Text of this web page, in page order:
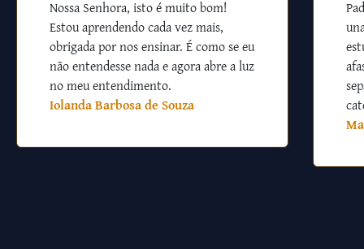
Nossa Senhora, isto é muito bom!
Estou aprendendo cada vez mais,
obrigada por nos ensinar. É como se eu
não entendesse nada e agora abre a luz
no meu entendimento.
Iolanda Barbosa de Souza